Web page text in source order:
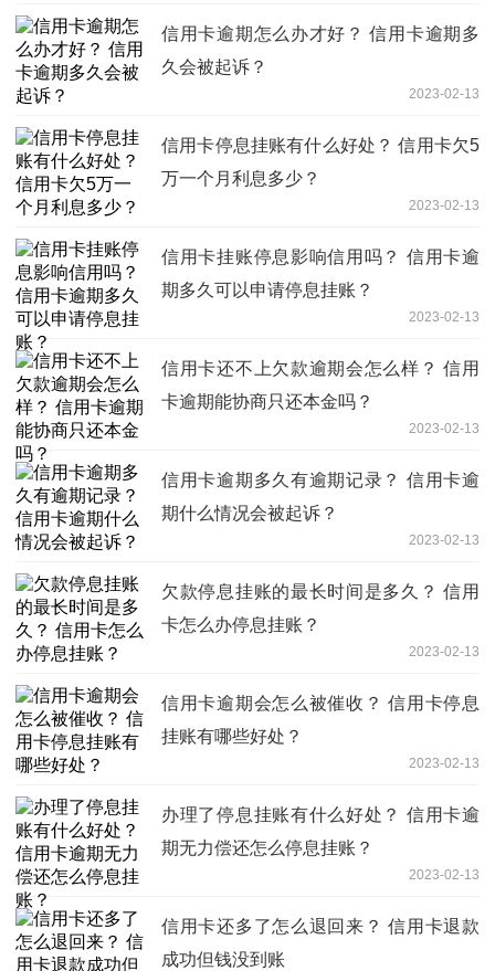
信用卡逾期怎么办才好？ 信用卡逾期多
久会被起诉？
2023-02-13
信用卡停息挂账有什么好处？ 信用卡欠5
万一个月利息多少？
2023-02-13
信用卡挂账停息影响信用吗？ 信用卡逾
期多久可以申请停息挂账？
2023-02-13
信用卡还不上欠款逾期会怎么样？ 信用
卡逾期能协商只还本金吗？
2023-02-13
信用卡逾期多久有逾期记录？ 信用卡逾
期什么情况会被起诉？
2023-02-13
欠款停息挂账的最长时间是多久？ 信用
卡怎么办停息挂账？
2023-02-13
信用卡逾期会怎么被催收？ 信用卡停息
挂账有哪些好处？
2023-02-13
办理了停息挂账有什么好处？ 信用卡逾
期无力偿还怎么停息挂账？
2023-02-13
信用卡还多了怎么退回来？ 信用卡退款
成功但钱没到账